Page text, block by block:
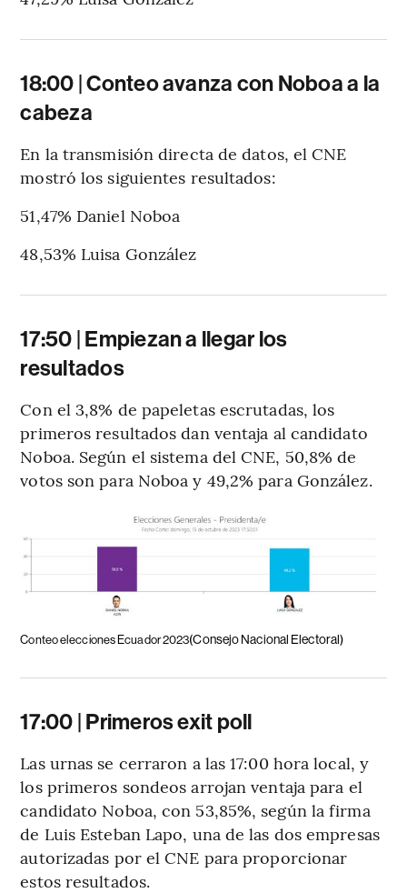
18:00 | Conteo avanza con Noboa a la
cabeza
En la transmisión directa de datos, el CNE
mostró los siguientes resultados:
51,47% Daniel Noboa
48,53% Luisa González
17:50 | Empiezan a llegar los
resultados
Con el 3,8% de papeletas escrutadas, los
primeros resultados dan ventaja al candidato
Noboa. Según el sistema del CNE, 50,8% de
votos son para Noboa y 49,2% para González.
Conteo elecciones Ecuador 2023(Consejo Nacional Electoral)
17:00 | Primeros exit poll
Las urnas se cerraron a las 17:00 hora local, y
los primeros sondeos arrojan ventaja para el
candidato Noboa, con 53,85%, según la firma
de Luis Esteban Lapo, una de las dos empresas
autorizadas por el CNE para proporcionar
estos resultados.